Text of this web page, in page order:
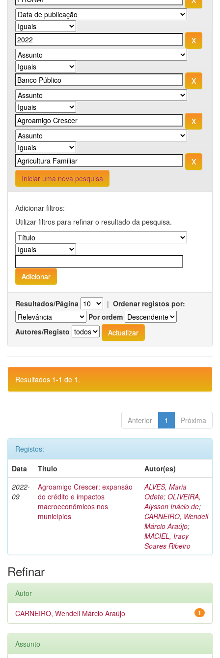
Iniciar uma nova pesquisa
Adicionar filtros:
Utilizar filtros para refinar o resultado da pesquisa.
Resultados/Página | Ordenar registos por:
Por ordem
Autores/Registo
Resultados 1-1 de 1.
Anterior 1 Próxima
Registos:
Data
Título
Autor(es)
2022-
09
Agroamigo Crescer: expansão
do crédito e impactos
macroeconômicos nos
municípios
ALVES, Maria
Odete; OLIVEIRA,
Alysson Inácio de;
CARNEIRO, Wendell
Márcio Araújo;
MACIEL, Iracy
Soares Ribeiro
Refinar
Autor
1
CARNEIRO, Wendell Márcio Araújo
Assunto